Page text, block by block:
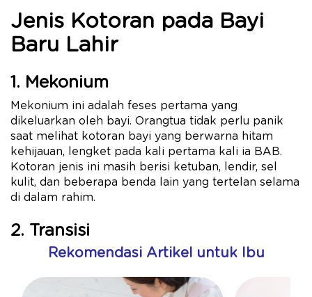
Jenis Kotoran pada Bayi
Baru Lahir
1. Mekonium
Mekonium ini adalah feses pertama yang
dikeluarkan oleh bayi. Orangtua tidak perlu panik
saat melihat kotoran bayi yang berwarna hitam
kehijauan, lengket pada kali pertama kali ia BAB.
Kotoran jenis ini masih berisi ketuban, lendir, sel
kulit, dan beberapa benda lain yang tertelan selama
di dalam rahim.
2. Transisi
Rekomendasi Artikel untuk Ibu